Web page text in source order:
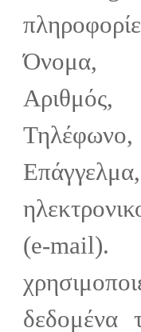
Όνομα,
(e-
δεδομένα